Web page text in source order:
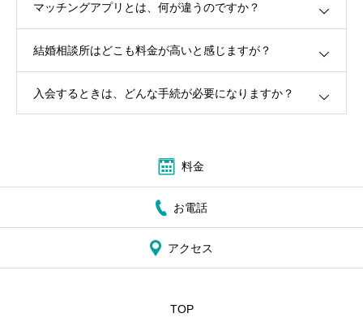
マッチングアプリとは、何が違うのですか？
結婚相談所はどこも料金が高いと感じますが？
入会するときは、どんな手続が必要になりますか？
料金
お電話
アクセス
TOP